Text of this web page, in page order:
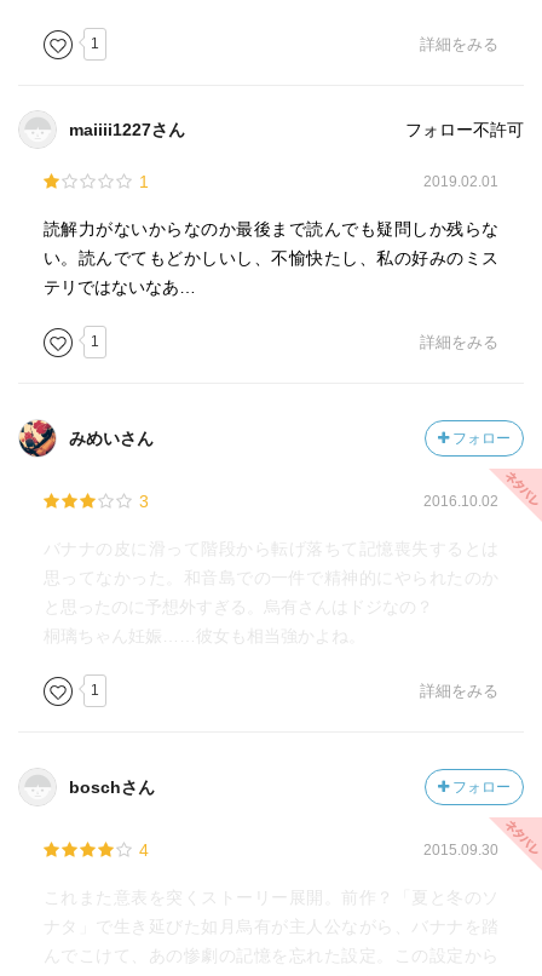
1 詳細をみる
maiiii1227さん フォロー不許可
1 2019.02.01
読解力がないからなのか最後まで読んでも疑問しか残らな
い。読んでてもどかしいし、不愉快たし、私の好みのミス
テリではないなあ…
1 詳細をみる
みめいさん フォロー
3 2016.10.02
バナナの皮に滑って階段から転げ落ちて記憶喪失するとは
思ってなかった。和音島での一件で精神的にやられたのか
と思ったのに予想外すぎる。烏有さんはドジなの？
桐璃ちゃん妊娠……彼女も相当強かよね。
1 詳細をみる
boschさん フォロー
4 2015.09.30
これまた意表を突くストーリー展開。前作？「夏と冬のソ
ナタ」で生き延びた如月烏有が主人公ながら、バナナを踏
んでこけて、あの惨劇の記憶を忘れた設定。この設定から